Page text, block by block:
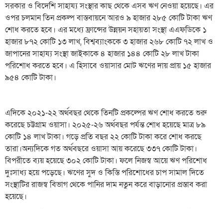
সরকার ও বিদেশি সাহায্য সংস্থার কাছ থেকে এসব ঋণ নেওয়া হয়েছে। এর
ওপর চলমান তিন প্রকল্প বাস্তবায়নে আরও ৯ হাজার ২৮৫ কোটি টাকা ঋণ
শোধ করতে হবে। এর মধ্যে ফ্রান্সের উন্নয়ন সহায়তা সংস্থা এএফডিকে ১
হাজার ৮৭২ কোটি ১৩ লাখ, বিশ্বব্যাংককে ৩ হাজার ২৬৮ কোটি ৭২ লাখ ও
জাপানের সাহায্য সংস্থা জাইকাকে ৪ হাজার ১৪৪ কোটি ২৮ লাখ টাকা
পরিশোধ করতে হবে। এ হিসাবে ওয়াসার মোট ঋণের দায় প্রায় ১৫ হাজার
৯৫৪ কোটি টাকা।
এদিকে ২০২১-২২ অর্থবছর থেকে তিনটি প্রকল্পের ঋণ শোধ করতে শুরু
করেছে চট্টগ্রাম ওয়াসা। ২০২৫-২৬ অর্থবছর পর্যন্ত শোধ হয়েছে মাত্র ৮৯
কোটি ১৪ লাখ টাকা। গড়ে প্রতি বছর ২২ কোটি টাকা করে শোধ করছে
তারা।অন্যদিকে গত অর্থবছরে ওয়াসা আয় করেছে ৩৩৭ কোটি টাকা।
বিপরীতে ব্যয় হয়েছে ৩০২ কোটি টাকা। ফলে নিজস্ব আয়ে ঋণ পরিশোধ
দুঃসাধ্য হয়ে পড়েছে। ঋণের সুদ ও কিস্তি পরিশোধের চাপ সামাল দিতে
সংস্থাটির রাজস্ব বিভাগ থেকে পানির দাম নতুন করে বাড়ানোর প্রস্তাব করা
হয়েছে।